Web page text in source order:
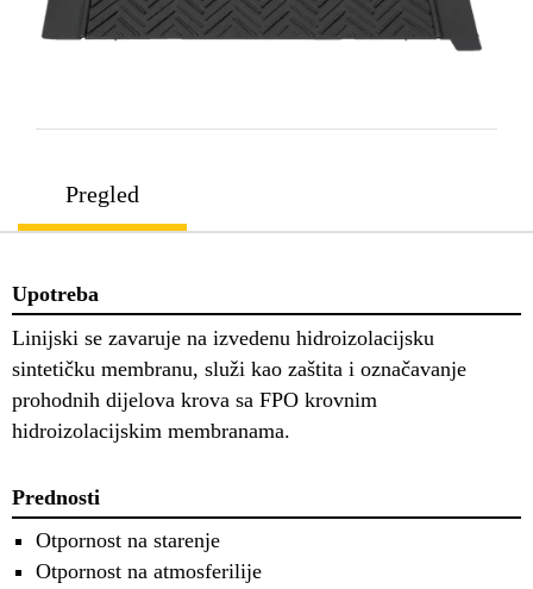
Pregled
Upotreba
Linijski se zavaruje na izvedenu hidroizolacijsku
sintetičku membranu, služi kao zaštita i označavanje
prohodnih dijelova krova sa FPO krovnim
hidroizolacijskim membranama.
Prednosti
Otpornost na starenje
Otpornost na atmosferilije